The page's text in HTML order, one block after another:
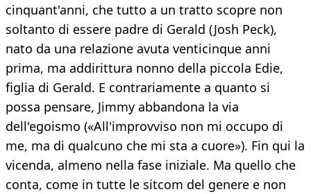
cinquant'anni, che tutto a un tratto scopre non
soltanto di essere padre di Gerald (Josh Peck),
nato da una relazione avuta venticinque anni
prima, ma addirittura nonno della piccola Edie,
figlia di Gerald. E contrariamente a quanto si
possa pensare, Jimmy abbandona la via
dell'egoismo («All'improvviso non mi occupo di
me, ma di qualcuno che mi sta a cuore»). Fin qui la
vicenda, almeno nella fase iniziale. Ma quello che
conta, come in tutte le sitcom del genere e non